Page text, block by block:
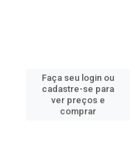
Faça seu login ou
cadastre-se para
ver preços e
comprar